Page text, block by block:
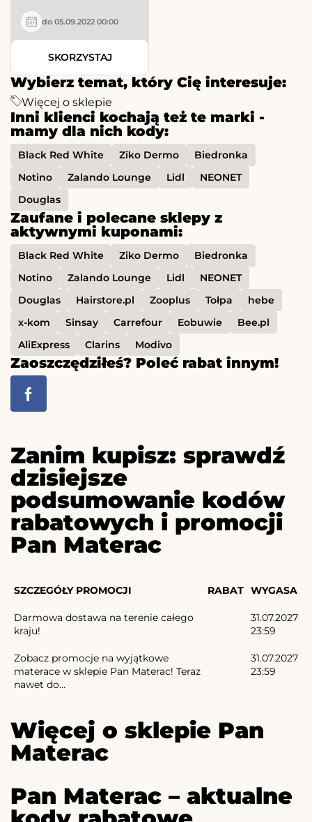
Wybierz temat, który Cię interesuje:
Więcej o sklepie
Inni klienci kochają też te marki -
mamy dla nich kody:
Black Red White Ziko Dermo
Biedronka
Notino
Zalando Lounge Lidl
NEONET
Douglas
Zaufane i polecane sklepy z
aktywnymi kuponami:
Black Red White Ziko Dermo
Biedronka
Notino
Zalando Lounge Lidl
NEONET
Douglas
Hairstore.pl Zooplus Tołpa
hebe
x-kom
Sinsay Carrefour Eobuwie
Bee.pl
AliExpress
Clarins Modivo
Zaoszczędziłeś? Poleć rabat innym!
do 05.09.2022 00:00
SKORZYSTAJ
Zanim kupisz: sprawdź
dzisiejsze
podsumowanie kodów
rabatowych i promocji
Pan Materac
SZCZEGÓŁY PROMOCJI RABAT WYGASA
Darmowa dostawa na terenie całego
kraju!
31.07.2027
23:59
Zobacz promocje na wyjątkowe
materace w sklepie Pan Materac! Teraz
nawet do...
31.07.2027
23:59
Więcej o sklepie Pan
Materac
Pan Materac – aktualne